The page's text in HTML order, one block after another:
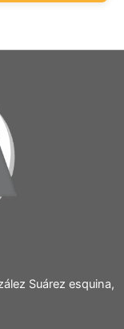
Suárez esquina,